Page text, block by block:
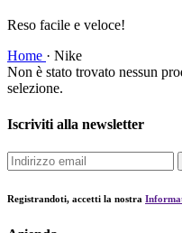
Reso facile e veloce!
Home · Nike
Non è stato trovato nessun
selezione.
Iscriviti alla newsletter
Registrandoti, accetti la nostra